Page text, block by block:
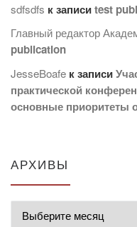
sdfsdfs к записиtest
Главный редактор
publication
JesseBoafe к записи
практической
основные приоритеты
АРХИВЫ